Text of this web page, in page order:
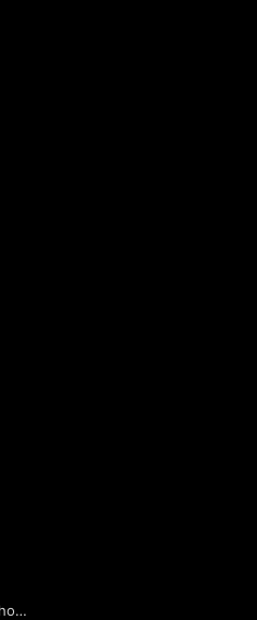
Morgen da, da schwör ich dir, hör ich 'vielleicht' auf damit! Es ist eine immerwährende Lüge, die sich jedes Mal aufs Neue ausspricht – und du hoffst, dass es diesmal die Wahrheit ist. Doch die Realität zeigt: Wer immer wieder bricht, was er verspricht, ändert sich selten von allein. Lebe DEIN Leben – lass dir nicht vorgeben, was du ertragen musst. #SingerSongwriter #DeutschRock #ToxicRelations #SingerSongwriter #deutschrock #toxicrelations #Selbstliebe 🎧 Jetzt anhören: https://listen.music-hub.com/dTDFRI